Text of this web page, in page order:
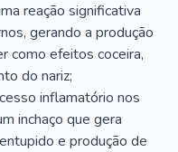
reação significativa
gerando a produção
como efeitos coceira,
do nariz;
inflamatório nos
inchaço que gera
e produção de